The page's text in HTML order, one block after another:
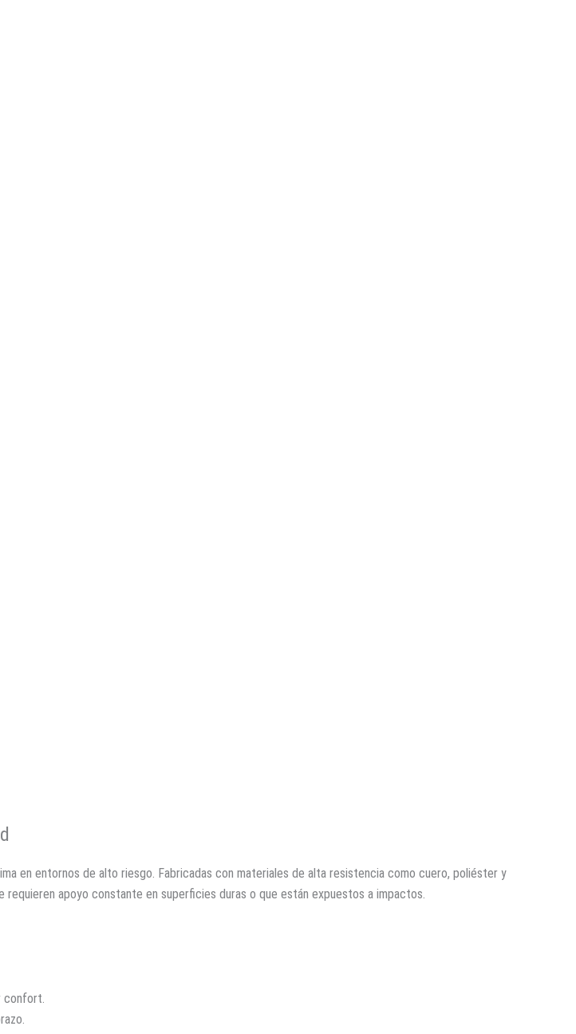
en entornos de alto riesgo. Fabricadas con materiales de alta resistencia como cuero, poliéster y
apoyo constante en superficies duras o que están expuestos a impactos.
confort.